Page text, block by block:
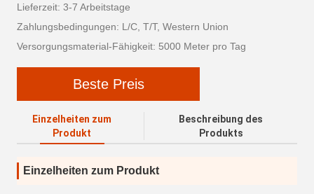
Lieferzeit: 3-7 Arbeitstage
Zahlungsbedingungen: L/C, T/T, Western Union
Versorgungsmaterial-Fähigkeit: 5000 Meter pro Tag
Beste Preis
Einzelheiten zum
Produkt
Beschreibung des
Produkts
Einzelheiten zum Produkt